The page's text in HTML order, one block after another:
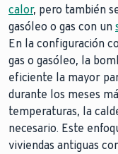
calor, pero también
gasóleo o gas con un
En la configuración
gas o gasóleo, la
eficiente la mayor
durante los meses
temperaturas, la
necesario. Este
viviendas antiguas